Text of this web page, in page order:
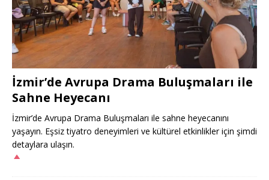
İzmir’de Avrupa Drama Buluşmaları ile
Sahne Heyecanı
İzmir’de Avrupa Drama Buluşmaları ile sahne heyecanını
yaşayın. Eşsiz tiyatro deneyimleri ve kültürel etkinlikler için şimdi
detaylara ulaşın.